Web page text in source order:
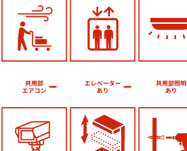
共用部
エアコン
エレベーター
あり
共用部照明
あり